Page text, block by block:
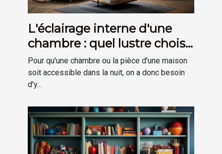
L'éclairage interne d'une
chambre : quel lustre choisir
?
Pour qu'une chambre ou la pièce d'une maison
soit accessible dans la nuit, on a donc besoin
d'y...